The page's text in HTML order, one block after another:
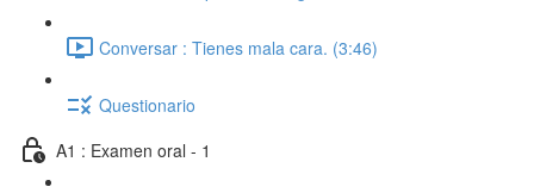
Conversar : Tienes mala cara. (3:46)
Questionario
A1 : Examen oral - 1